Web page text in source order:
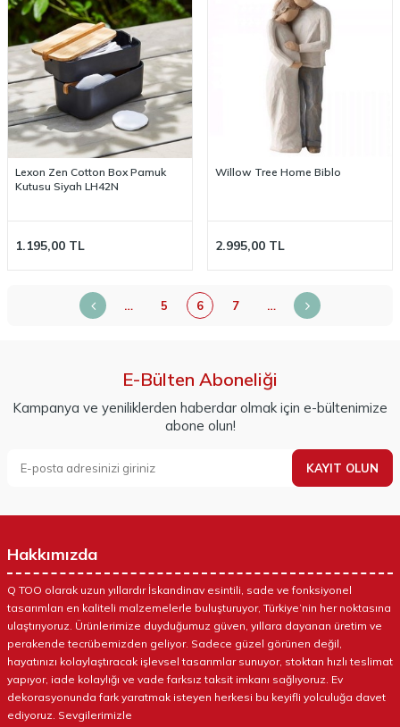
Lexon Zen Cotton Box Pamuk
Kutusu Siyah LH42N
1.195,00 TL
Willow Tree Home Biblo
2.995,00 TL
… 5 6 7 …
E-Bülten Aboneliği
Kampanya ve yeniliklerden haberdar olmak için e-bültenimize
abone olun!
KAYIT OLUN
Hakkımızda
Q TOO olarak uzun yıllardır İskandinav esintili, sade ve fonksiyonel
tasarımları en kaliteli malzemelerle buluşturuyor, Türkiye’nin her noktasına
ulaştırıyoruz. Ürünlerimize duyduğumuz güven, yıllara dayanan üretim ve
perakende tecrübemizden geliyor. Sadece güzel görünen değil,
hayatınızı kolaylaştıracak işlevsel tasarımlar sunuyor, stoktan hızlı teslimat
yapıyor, iade kolaylığı ve vade farksız taksit imkanı sağlıyoruz. Ev
dekorasyonunda fark yaratmak isteyen herkesi bu keyifli yolculuğa davet
ediyoruz. Sevgilerimizle